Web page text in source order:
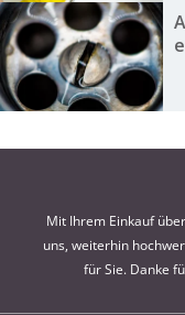
Mit Ihrem Einkauf
uns, weiterhin
für Sie. Danke